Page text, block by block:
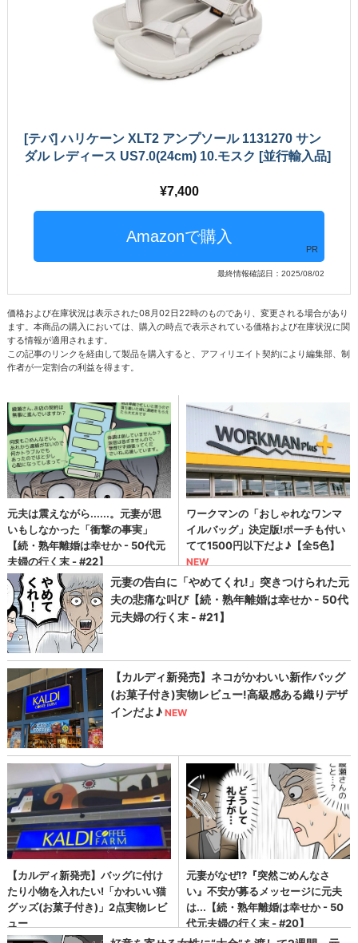
[テバ] ハリケーン XLT2 アンプソール 1131270 サン
ダル レディース US7.0(24cm) 10.モスク [並行輸入品]
7,400
PR
最終情報確認日：2025/08/02
価格および在庫状況は表示された08月02日22時のものであり、変更される場合があり
ます。本商品の購入においては、購入の時点で表示されている価格および在庫状況に関
する情報が適用されます。
この記事のリンクを経由して製品を購入すると、アフィリエイト契約により編集部、制
作者が一定割合の利益を得ます。